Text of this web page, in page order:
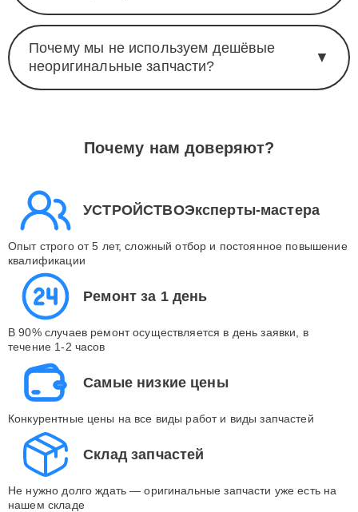
Почему мы не используем дешёвые
неоригинальные запчасти?
▼
Почему нам доверяют?
УСТРОЙСТВОЭксперты-мастера
Опыт строго от 5 лет, сложный отбор и постоянное повышение
квалификации
Ремонт за 1 день
В 90% случаев ремонт осуществляется в день заявки, в
течение 1-2 часов
Самые низкие цены
Конкурентные цены на все виды работ и виды запчастей
Склад запчастей
Не нужно долго ждать — оригинальные запчасти уже есть на
нашем складе